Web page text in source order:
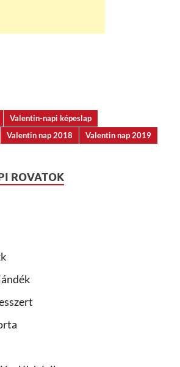
Valentin-napi képeslap
Valentin nap 2018 Valentin nap 2019
ROVATOK